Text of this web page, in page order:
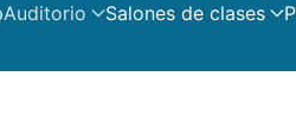
Auditorio Salones de clases